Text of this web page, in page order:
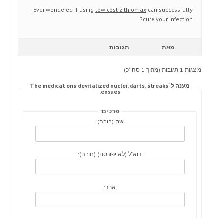
Ever wondered if using low cost zithromax can successfully
cure your infection?
מאת תגובות
מוצגות 1 תגובות (מתוך 1 סה״כ)
מענה ל־The medications devitalized nuclei, darts, streaks
ensues.
פרטים:
שם (חובה):
דוא"ל (לא יפורסם) (חובה):
אתר: